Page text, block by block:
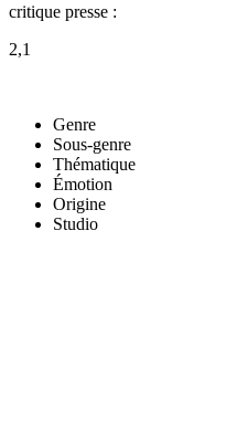
critique presse :
2,1
Genre
Sous-genre
Thématique
Émotion
Origine
Studio